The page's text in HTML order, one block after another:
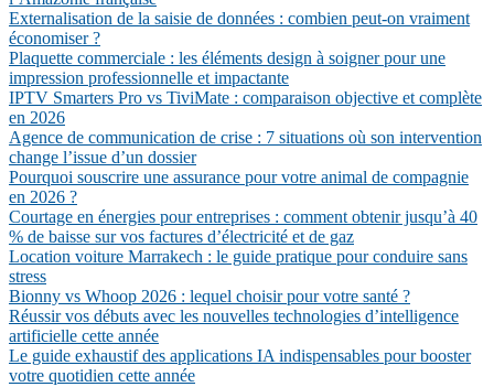
Externalisation de la saisie de données : combien peut-on vraiment
économiser ?
Plaquette commerciale : les éléments design à soigner pour une
impression professionnelle et impactante
IPTV Smarters Pro vs TiviMate : comparaison objective et complète
en 2026
Agence de communication de crise : 7 situations où son intervention
change l’issue d’un dossier
Pourquoi souscrire une assurance pour votre animal de compagnie
en 2026 ?
Courtage en énergies pour entreprises : comment obtenir jusqu’à 40
% de baisse sur vos factures d’électricité et de gaz
Location voiture Marrakech : le guide pratique pour conduire sans
stress
Bionny vs Whoop 2026 : lequel choisir pour votre santé ?
Réussir vos débuts avec les nouvelles technologies d’intelligence
artificielle cette année
Le guide exhaustif des applications IA indispensables pour booster
votre quotidien cette année